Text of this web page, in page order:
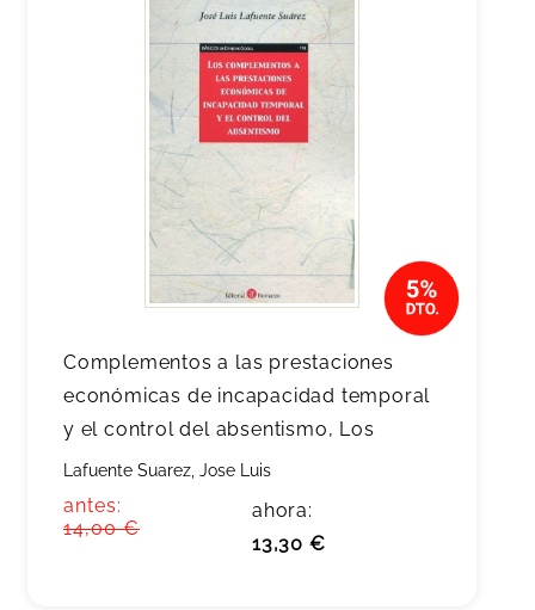
Complementos a las prestaciones
económicas de incapacidad temporal
y el control del absentismo, Los
Lafuente Suarez, Jose Luis
antes:
14,00 €
ahora:
13,30 €